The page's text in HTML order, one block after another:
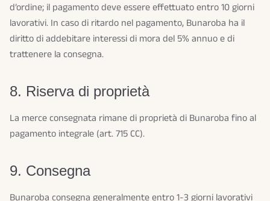
d’ordine; il pagamento deve essere effettuato entro 10 giorni
lavorativi. In caso di ritardo nel pagamento, Bunaroba ha il
diritto di addebitare interessi di mora del 5% annuo e di
trattenere la consegna.
8. Riserva di proprietà
La merce consegnata rimane di proprietà di Bunaroba fino al
pagamento integrale (art. 715 CC).
9. Consegna
Bunaroba consegna generalmente entro 1-3 giorni lavorativi